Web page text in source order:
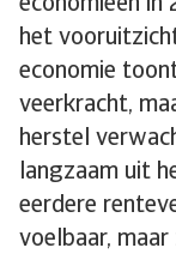
economieën in
het
economie
veerkracht,
herstel
langzaam uit
eerdere
voelbaar,